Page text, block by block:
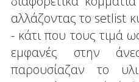
αλλάζοντας το setlist
- κάτι που τους τιμά
εμφανές στην
παρουσίαζαν το